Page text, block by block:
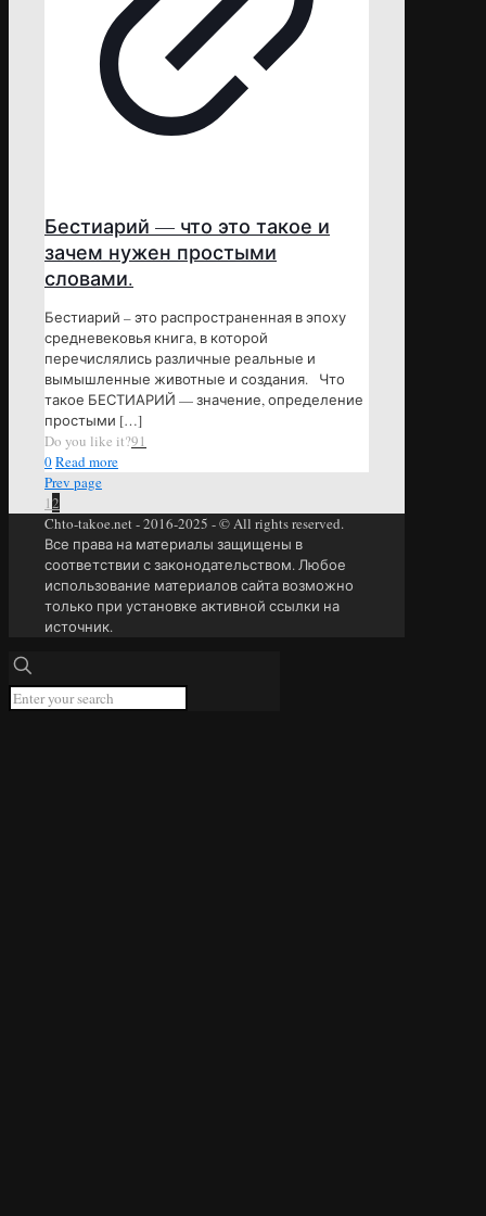
Бестиарий — что это такое и
зачем нужен простыми
словами.
Бестиарий – это распространенная в эпоху
средневековья книга, в которой
перечислялись различные реальные и
вымышленные животные и создания. Что
такое БЕСТИАРИЙ — значение, определение
простыми […]
Do you like it?91
0Read more
Prev page
12
Chto-takoe.net - 2016-2025 - © All rights reserved.
Все права на материалы защищены в
соответствии с законодательством. Любое
использование материалов сайта возможно
только при установке активной ссылки на
источник.